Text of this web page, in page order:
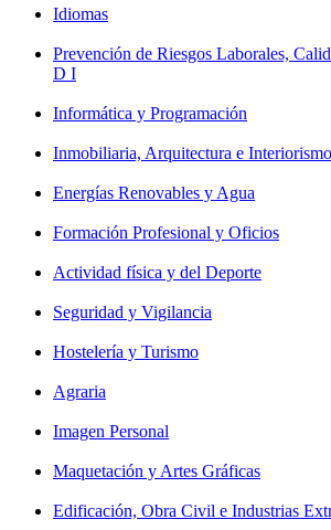
Idiomas
Prevención de Riesgos Laborales,
D I
Informática y Programación
Inmobiliaria, Arquitectura e Interiorismo
Energías Renovables y Agua
Formación Profesional y Oficios
Actividad física y del Deporte
Seguridad y Vigilancia
Hostelería y Turismo
Agraria
Imagen Personal
Maquetación y Artes Gráficas
Edificación, Obra Civil e Industrias